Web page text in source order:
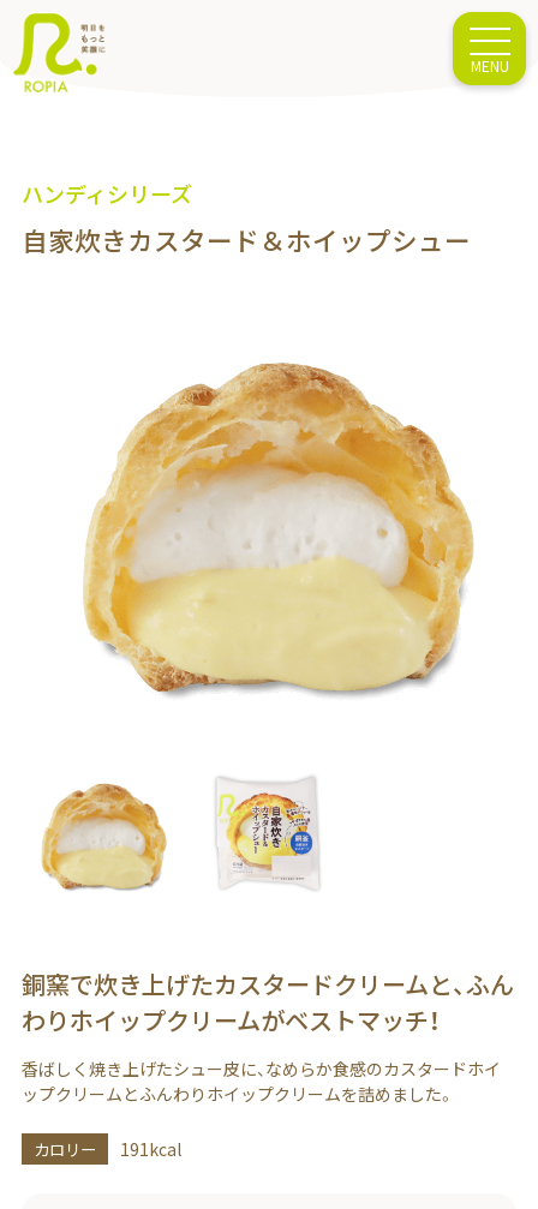
ハンディシリーズ
自家炊きカスタード＆ホイップシュー
銅窯で炊き上げたカスタードクリームと、ふん
わりホイップクリームがベストマッチ！
香ばしく焼き上げたシュー皮に、なめらか食感のカスタードホイ
ップクリームとふんわりホイップクリームを詰めました。
カロリー 191kcal